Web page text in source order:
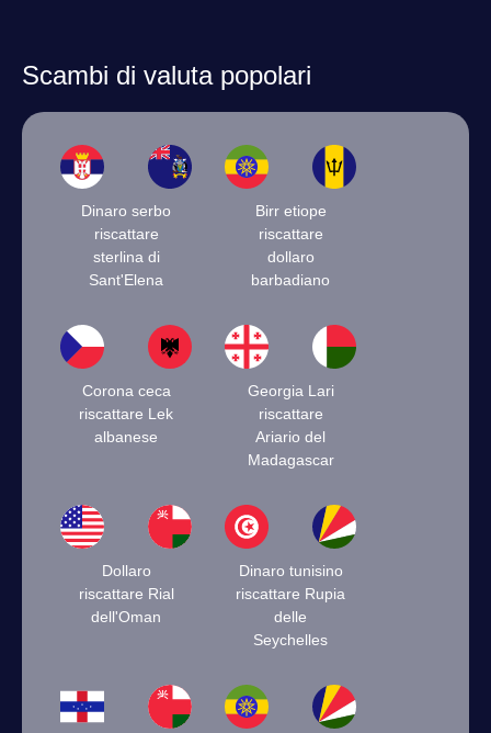
Scambi di valuta popolari
Dinaro serbo
riscattare
sterlina di
Sant'Elena
Birr etiope
riscattare
dollaro
barbadiano
Corona ceca
riscattare Lek
albanese
Georgia Lari
riscattare
Ariario del
Madagascar
Dollaro
riscattare Rial
dell'Oman
Dinaro tunisino
riscattare Rupia
delle
Seychelles